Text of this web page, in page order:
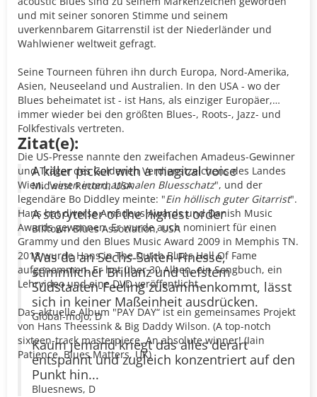
und mit seiner sonoren Stimme und seinem
uverkennbarem Gitarrenstil ist der Niederländer und
Wahlwiener weltweit gefragt.
Seine Tourneen führen ihn durch Europa, Nord-Amerika,
Asien, Neuseeland und Australien. In den USA - wo der
Blues beheimatet ist - ist Hans, als einziger Europäer,
immer wieder bei den größten Blues-, Roots-, Jazz- und
Folkfestivals vertreten.
Die US-Presse nannte den zweifachen Amadeus-Gewinner
und Träger des Goldenen Verdienstzeichens des Landes
Wien, "einen internationalen Bluesschatz", und der
legendäre Bo Diddley meinte: "Ein höllisch guter Gitarrist".
Hans hat diverse Amadeus Awards und Danish Music
Awards gewonnen. Er wurde auch nominiert für einen
Grammy und den Blues Music Award 2009 in Memphis TN.
2018 wurde Hans in The Dutch Blues Hall Of Fame
aufgenommen. Er hat über 30 Alben, ein Songbuch, ein
Lehrvideo und eine DVD veröffentlicht.
Das aktuelle Album "PAY DAY“ ist ein gemeinsames Projekt
von Hans Theessink & Big Daddy Wilson. (A top-notch
sixteen-track masterpiece. An absolute winner! (Iain
Patience, Blues Matters, UK)
Zitat(e):
A killer picker with a magical voice
Midwest Record, USA
A storyteller of the highest order
Billtown Blues Association, USA
Was da an Sechs-Saiten-Finesse,
stimmlicher Brillanz und tiefstem
Südstaaten-Feeling zusammenkommt, lässt
sich in keiner Maßeinheit ausdrücken.
Global-mojo, D
Kaum jemand kriegt das alles derart
entspannt und zugleich konzentriert auf den
Punkt hin...
Bluesnews, D